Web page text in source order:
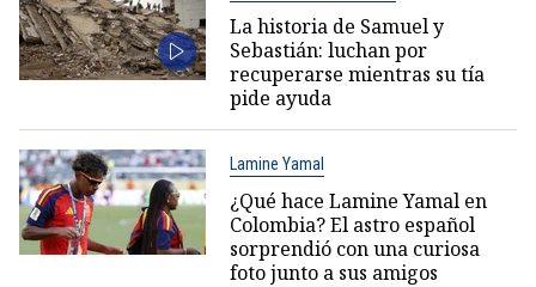
La historia de Samuel y
Sebastián: luchan por
recuperarse mientras su tía
pide ayuda
Lamine Yamal
¿Qué hace Lamine Yamal en
Colombia? El astro español
sorprendió con una curiosa
foto junto a sus amigos